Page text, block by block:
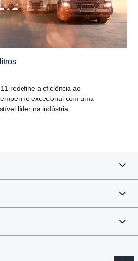
redefine a eficiência ao
excecional com uma
líder na indústria.